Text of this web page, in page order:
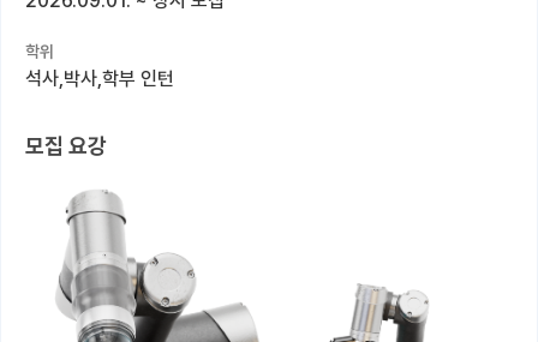
커리어
반도체 아카데미
재팬라운지 🌸
학위
석사,박사,학부 인턴
모집 요강